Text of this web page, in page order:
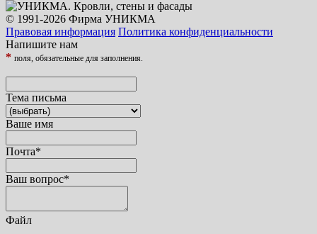
© 1991-2026 Фирма УНИКМА
Правовая информация Политика конфиденциальности
Напишите нам
* поля, обязательные для заполнения.
Тема письма
Ваше имя
Почта*
Ваш вопрос*
Файл